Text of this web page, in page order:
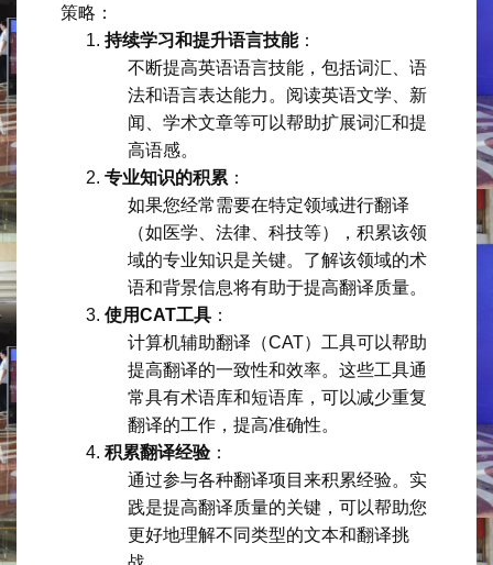
策略：
持续学习和提升语言技能：
不断提高英语语言技能，包括词汇、语
法和语言表达能力。阅读英语文学、新
闻、学术文章等可以帮助扩展词汇和提
高语感。
专业知识的积累 ：
如果您经常需要在特定领域进行翻译
（如医学、法律、科技等），积累该领
域的专业知识是关键。了解该领域的术
语和背景信息将有助于提高翻译质量。
使用CAT工具 ：
计算机辅助翻译（CAT）工具可以帮助
提高翻译的一致性和效率。这些工具通
常具有术语库和短语库，可以减少重复
翻译的工作，提高准确性。
积累翻译经验：
通过参与各种翻译项目来积累经验。实
践是提高翻译质量的关键，可以帮助您
更好地理解不同类型的文本和翻译挑